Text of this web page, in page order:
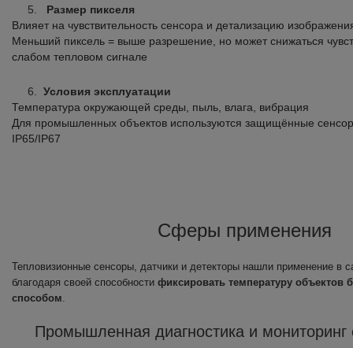
Размер пикселя
Влияет на чувствительность сенсора и детализацию
Меньший пиксель = выше разрешение, но может снижаться
слабом тепловом сигнале
Условия эксплуатации
Температура окружающей среды, пыль, влага, вибрация
Для промышленных объектов используются защищённые
IP65/IP67
Сферы применения
Тепловизионные сенсоры, датчики и детекторы нашли применение в
благодаря своей способности фиксировать температуру объектов
способом.
Промышленная диагностика и мониторинг